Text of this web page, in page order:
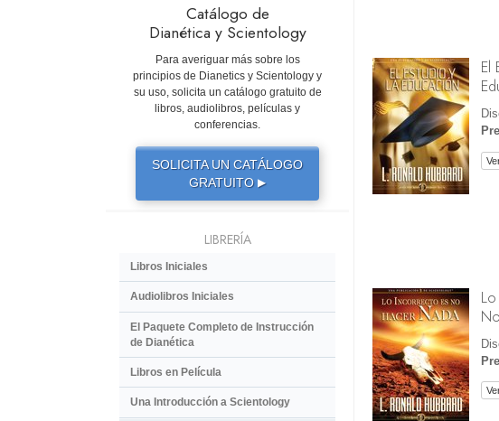
El
Catálogo de
Dianética y Scientology
Para averiguar más sobre los
principios de Dianetics y Scientology y
su uso, solicita un catálogo gratuito de
libros, audiolibros, películas y
conferencias.
SOLICITA UN CATÁLOGO
GRATUITO ▶
LIBRERÍA
Libros Iniciales
Audiolibros Iniciales
El Paquete Completo de Instrucción
de Dianética
Libros en Película
Una Introducción a Scientology